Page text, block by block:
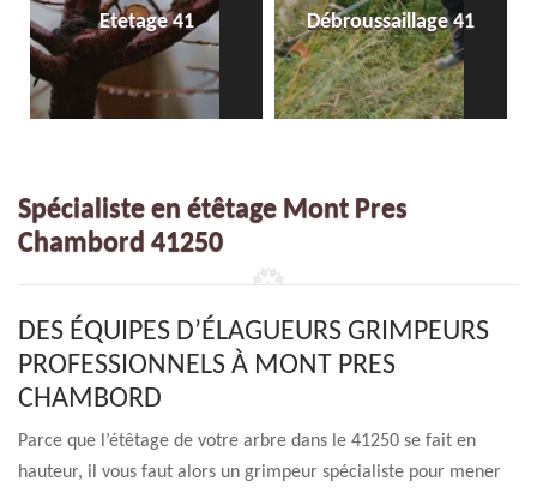
Etetage 41 Débroussaillage 41
Spécialiste en étêtage Mont Pres
Chambord 41250
DES ÉQUIPES D’ÉLAGUEURS GRIMPEURS
PROFESSIONNELS À MONT PRES
CHAMBORD
Parce que l’étêtage de votre arbre dans le 41250 se fait en
hauteur, il vous faut alors un grimpeur spécialiste pour mener